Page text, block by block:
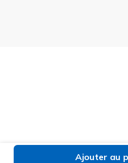
Ajouter au